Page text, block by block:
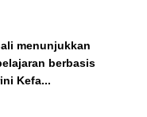
menunjukkan
berbasis
Kefa...